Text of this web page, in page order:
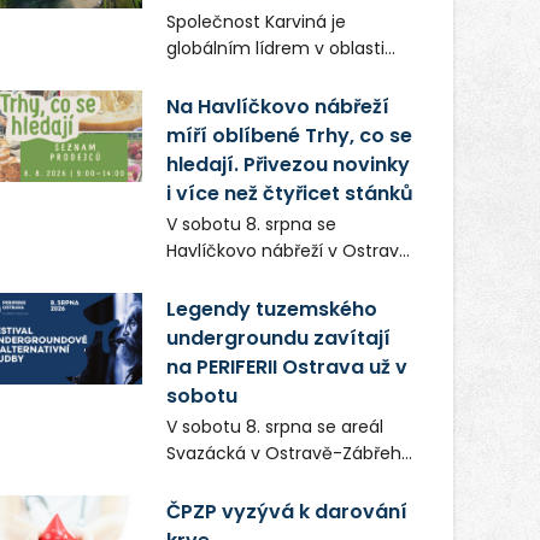
moravskoslezskou metropoli
nevybrali náhodou – její
přirozenou součástí příběhu
bývalého boxerského
šampiona Hoffa (Milan
Ondrík), jenž se po letech
vrací do světa vrcholových
zápasů, tentokrát v MMA.
Společnost Karviná je
globálním lídrem v oblasti
systémů, stabilním
zaměstnavatelem na
Karvinsku a firmou s
obrovským potenciálem.
Na Havlíčkovo nábřeží
míří oblíbené Trhy, co se
hledají. Přivezou novinky
i více než čtyřicet stánků
V sobotu 8. srpna se
Havlíčkovo nábřeží v Ostravě
vůní, chutí a poctivých
lokálních výrobků. Trhy, co se
hledají tentokrát nabídnou
více než čtyřicet pečlivě
vybraných stánků s kvalitní
gastronomií, farmářskými
produkty, designem i
Návštěvníci se mohou těšit
Legendy tuzemského
undergroundu zavítají
na PERIFERII Ostrava už v
sobotu
V sobotu 8. srpna se areál
Svazácká v Ostravě-Zábřehu
undergroundové a
alternativní hudby. Uskuteční
ČPZP vyzývá k darování